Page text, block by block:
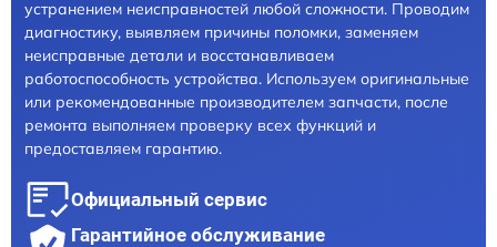
устранением неисправностей любой сложности. Проводим
диагностику, выявляем причины поломки, заменяем
неисправные детали и восстанавливаем
работоспособность устройства. Используем оригинальные
или рекомендованные производителем запчасти, после
ремонта выполняем проверку всех функций и
предоставляем гарантию.
Официальный сервис
Гарантийное обслуживание